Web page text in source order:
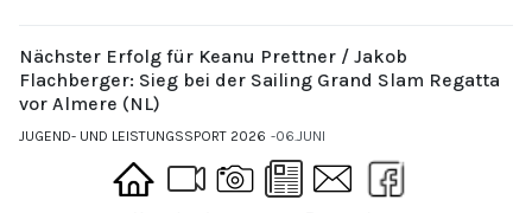
Nächster Erfolg für Keanu Prettner / Jakob
Flachberger: Sieg bei der Sailing Grand Slam Regatta
vor Almere (NL)
JUGEND- UND LEISTUNGSSPORT 2026 06.JUNI